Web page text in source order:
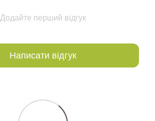
Додайте перший відгук
Написати відгук